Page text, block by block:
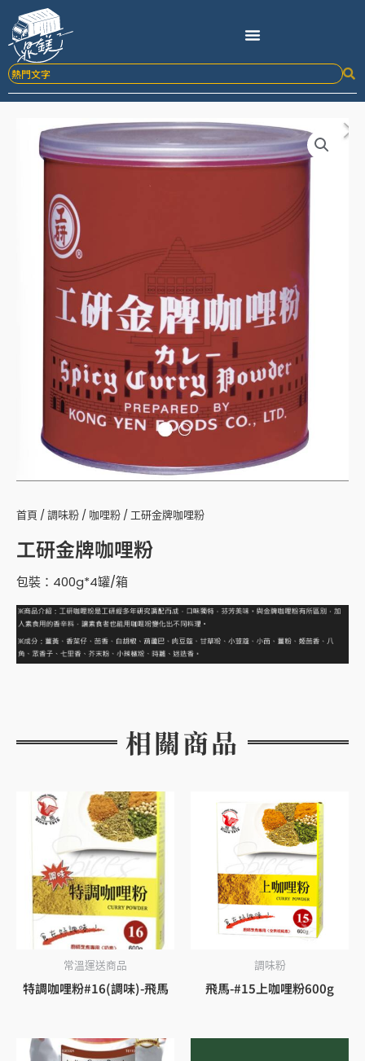
要
內
首頁 /調味粉 / 咖哩粉 / 工研金牌咖哩粉
工研金牌咖哩粉
包裝：400g*4罐/箱
相關商品
常溫運送商品
特調咖哩粉#16(調味)-飛馬
調味粉
飛馬-#15上咖哩粉600g